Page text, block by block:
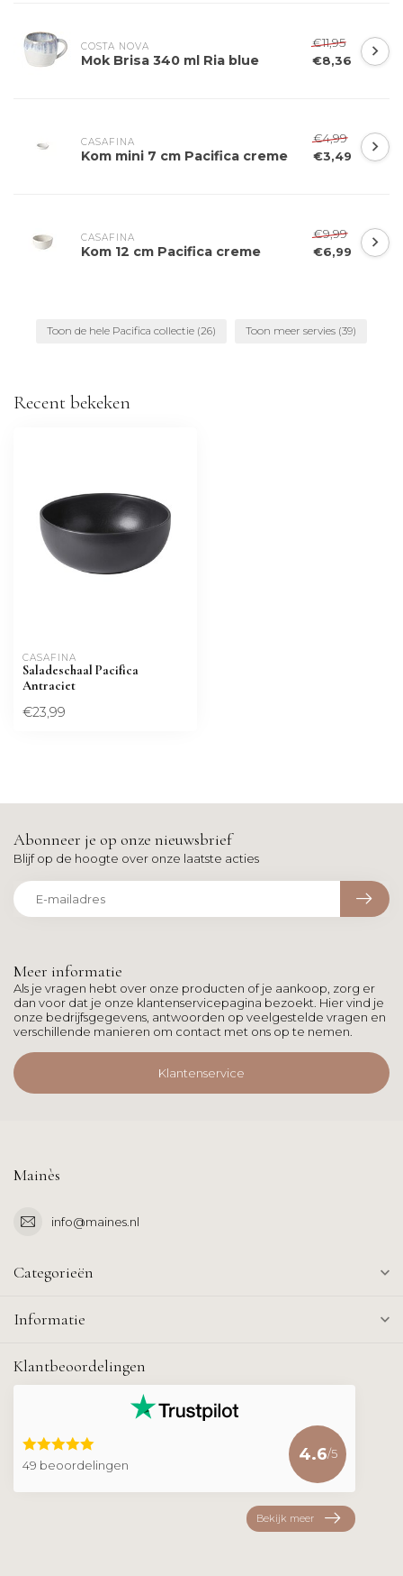
COSTA NOVA
Mok Brisa 340 ml Ria blue
€11,95
€8,36
CASAFINA
Kom mini 7 cm Pacifica creme
€4,99
€3,49
CASAFINA
Kom 12 cm Pacifica creme
€9,99
€6,99
Toon de hele Pacifica collectie (26) Toon meer servies (39)
Recent bekeken
CASAFINA
Saladeschaal Pacifica
Antraciet
€23,99
Meer informatie
Als je vragen hebt over onze producten of je aankoop, zorg er
dan voor dat je onze klantenservicepagina bezoekt. Hier vind je
onze bedrijfsgegevens, antwoorden op veelgestelde vragen en
verschillende manieren om contact met ons op te nemen.
Klantenservice
Abonneer je op onze nieuwsbrief
Blijf op de hoogte over onze laatste acties
Mainès
info@maines.nl
Categorieën
Informatie
Klantbeoordelingen
49 beoordelingen
4.6/5
Bekijk meer